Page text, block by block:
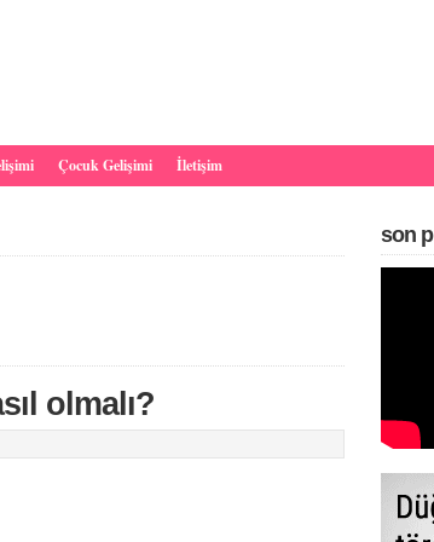
Çocuk Gelişimi İletişim
olmalı?
son